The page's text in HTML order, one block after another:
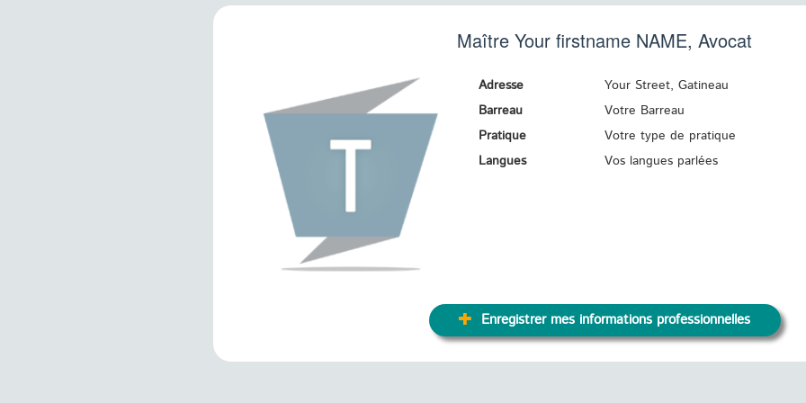
Maître Your firstname NAME, Avocat
Adresse
Your Street, Gatineau
Barreau
Votre Barreau
Pratique
Votre type de pratique
Langues
Vos langues parlées
Enregistrer mes informations professionnelles